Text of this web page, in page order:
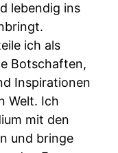
lebendig ins
ich als
Botschaften,
Inspirationen
Welt. Ich
mit den
und bringe